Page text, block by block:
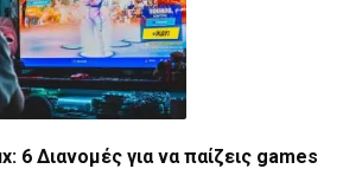
6 Διανομές για να παίζεις games